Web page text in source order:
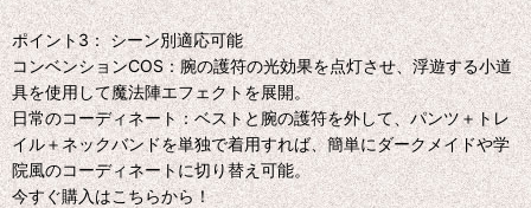
ポイント3： シーン別適応可能
コンベンションCOS：腕の護符の光効果を点灯させ、浮遊する小道
具を使用して魔法陣エフェクトを展開。
日常のコーディネート：ベストと腕の護符を外して、パンツ＋トレ
イル＋ネックバンドを単独で着用すれば、簡単にダークメイドや学
院風のコーディネートに切り替え可能。
今すぐ購入はこちらから！